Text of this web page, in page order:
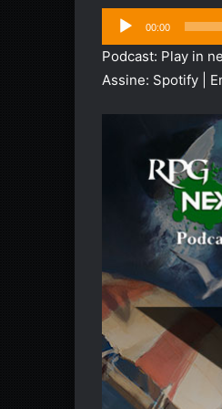
Tocador
de
áudio
00:00
Podcast: Play in
Assine: Spotify